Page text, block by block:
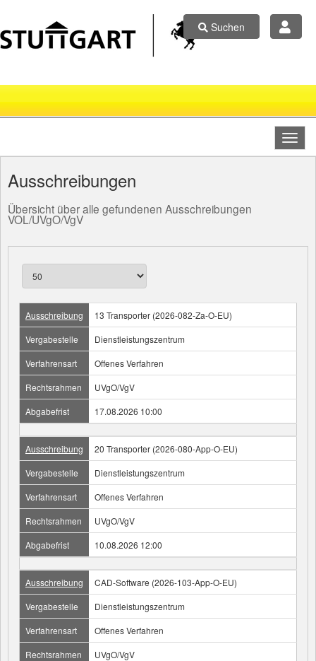
Suchen
Ausschreibungen
Übersicht über alle gefundenen Ausschreibungen
VOL/UVgO/VgV
Ausschreibung
13 Transporter (2026-082-Za-O-EU)
Vergabestelle
Dienstleistungszentrum
Verfahrensart
Offenes Verfahren
Rechtsrahmen
UVgO/VgV
Abgabefrist
17.08.2026 10:00
Ausschreibung
20 Transporter (2026-080-App-O-EU)
Vergabestelle
Dienstleistungszentrum
Verfahrensart
Offenes Verfahren
Rechtsrahmen
UVgO/VgV
Abgabefrist
10.08.2026 12:00
Ausschreibung
CAD-Software (2026-103-App-O-EU)
Vergabestelle
Dienstleistungszentrum
Verfahrensart
Offenes Verfahren
Rechtsrahmen
UVgO/VgV